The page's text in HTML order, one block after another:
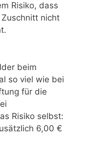
Risiko, dass
nicht
beim
so viel wie bei
für die
Risiko selbst:
6,00 €